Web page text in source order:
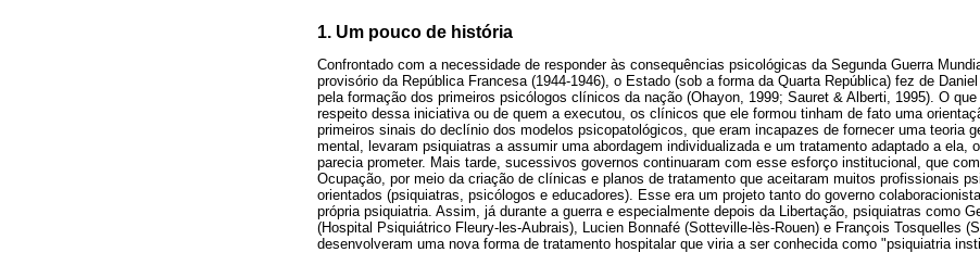
1. Um pouco de história
Confrontado com a necessidade de responder às consequências psicológicas da Segunda Guerra
provisório da República Francesa (1944-1946), o Estado (sob a forma da Quarta República) fez de
pela formação dos primeiros psicólogos clínicos da nação (Ohayon, 1999; Sauret & Alberti, 1995). O
respeito dessa iniciativa ou de quem a executou, os clínicos que ele formou tinham de fato uma
primeiros sinais do declínio dos modelos psicopatológicos, que eram incapazes de fornecer uma teoria
mental, levaram psiquiatras a assumir uma abordagem individualizada e um tratamento adaptado a ela,
parecia prometer. Mais tarde, sucessivos governos continuaram com esse esforço institucional, que
Ocupação, por meio da criação de clínicas e planos de tratamento que aceitaram muitos profissionais
orientados (psiquiatras, psicólogos e educadores). Esse era um projeto tanto do governo
própria psiquiatria. Assim, já durante a guerra e especialmente depois da Libertação, psiquiatras como
(Hospital Psiquiátrico Fleury-les-Aubrais), Lucien Bonnafé (Sotteville-lès-Rouen) e François Tosquelles
desenvolveram uma nova forma de tratamento hospitalar que viria a ser conhecida como "psiquiatria